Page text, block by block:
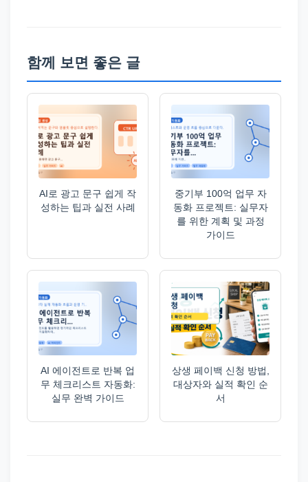
함께 보면 좋은 글
AI로 광고 문구 쉽게 작
성하는 팁과 실전 사례
중기부 100억 업무 자
동화 프로젝트: 실무자
를 위한 계획 및 과정
가이드
AI 에이전트로 반복 업
무 체크리스트 자동화:
실무 완벽 가이드
상생 페이백 신청 방법,
대상자와 실적 확인 순
서